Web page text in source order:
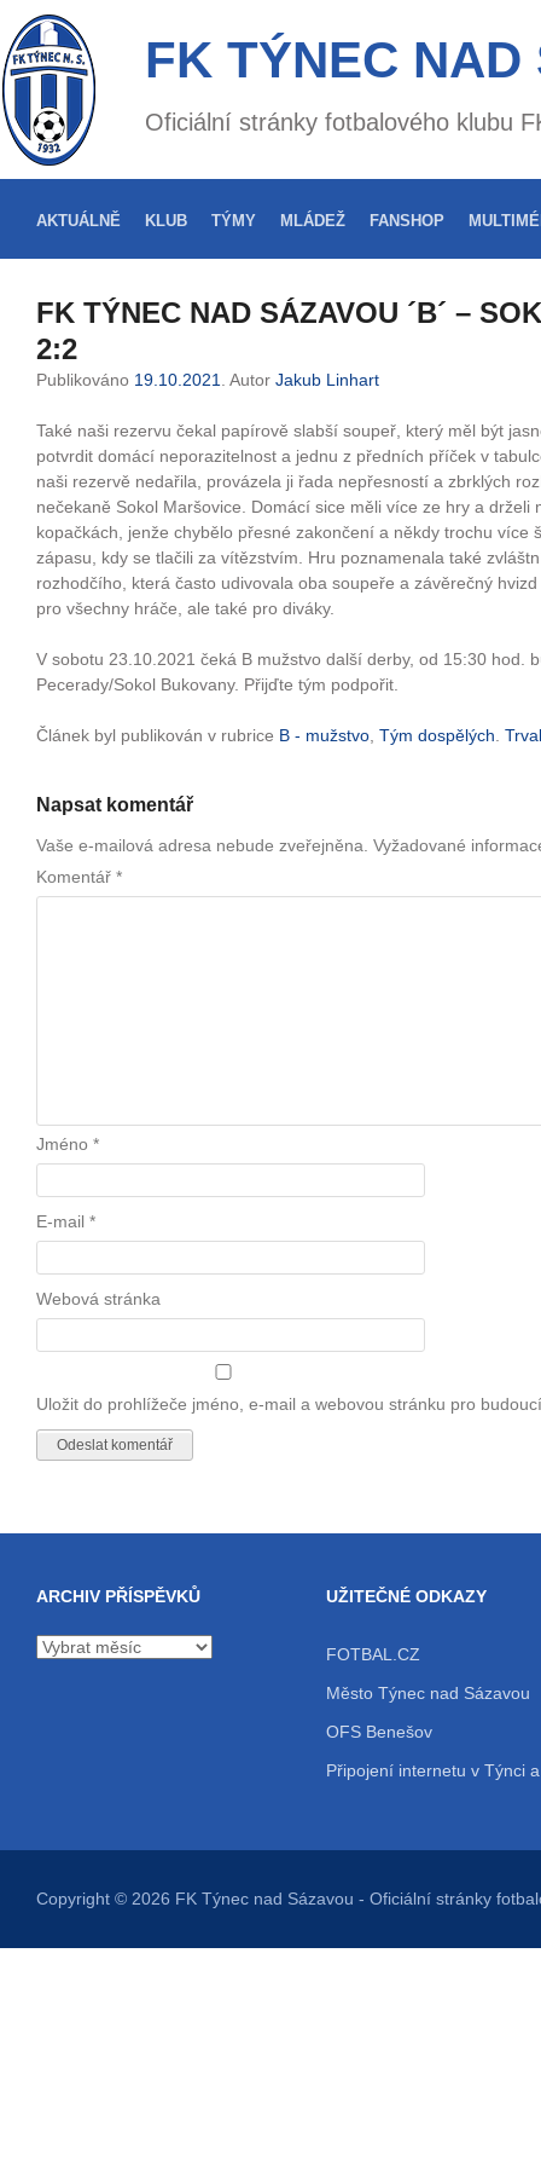
FK TÝNEC NAD
Oficiální stránky fotbalového klubu
AKTUÁLNĚ KLUB TÝMY MLÁDEŽ FANSHOP
FK TÝNEC NAD SÁZAVOU ´B´ –
2:2
Publikováno 19.10.2021 . Autor Jakub Linhart
Také naši rezervu čekal papírově slabší soupeř, který měl být
potvrdit domácí neporazitelnost a jednu z předních příček v
naši rezervě nedařila, provázela ji řada nepřesností a zbrklých
nečekaně Sokol Maršovice. Domácí sice měli více ze hry a drželi
kopačkách, jenže chybělo přesné zakončení a někdy trochu více
zápasu, kdy se tlačili za vítězstvím. Hru poznamenala také
rozhodčího, která často udivovala oba soupeře a závěrečný
pro všechny hráče, ale také pro diváky.
V sobotu 23.10.2021 čeká B mužstvo další derby, od 15:30 hod.
Pecerady/Sokol Bukovany. Přijďte tým podpořit.
Článek byl publikován v rubrice B - mužstvo Tým dospělých
Napsat komentář
Vaše e-mailová adresa nebude zveřejněna. Vyžadované
Komentář *
Jméno *
E-mail *
Webová stránka
Uložit do prohlížeče jméno, e-mail a webovou stránku pro
ARCHIV PŘÍSPĚVKŮ
Archiv
UŽITEČNÉ ODKAZY
FOTBAL.CZ
Město Týnec nad Sázavou
OFS Benešov
Připojení internetu v Týnci
Copyright © 2026 FK Týnec nad Sázavou - Oficiální stránky